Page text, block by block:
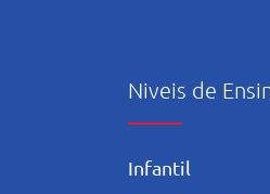
Niveis de
Infantil